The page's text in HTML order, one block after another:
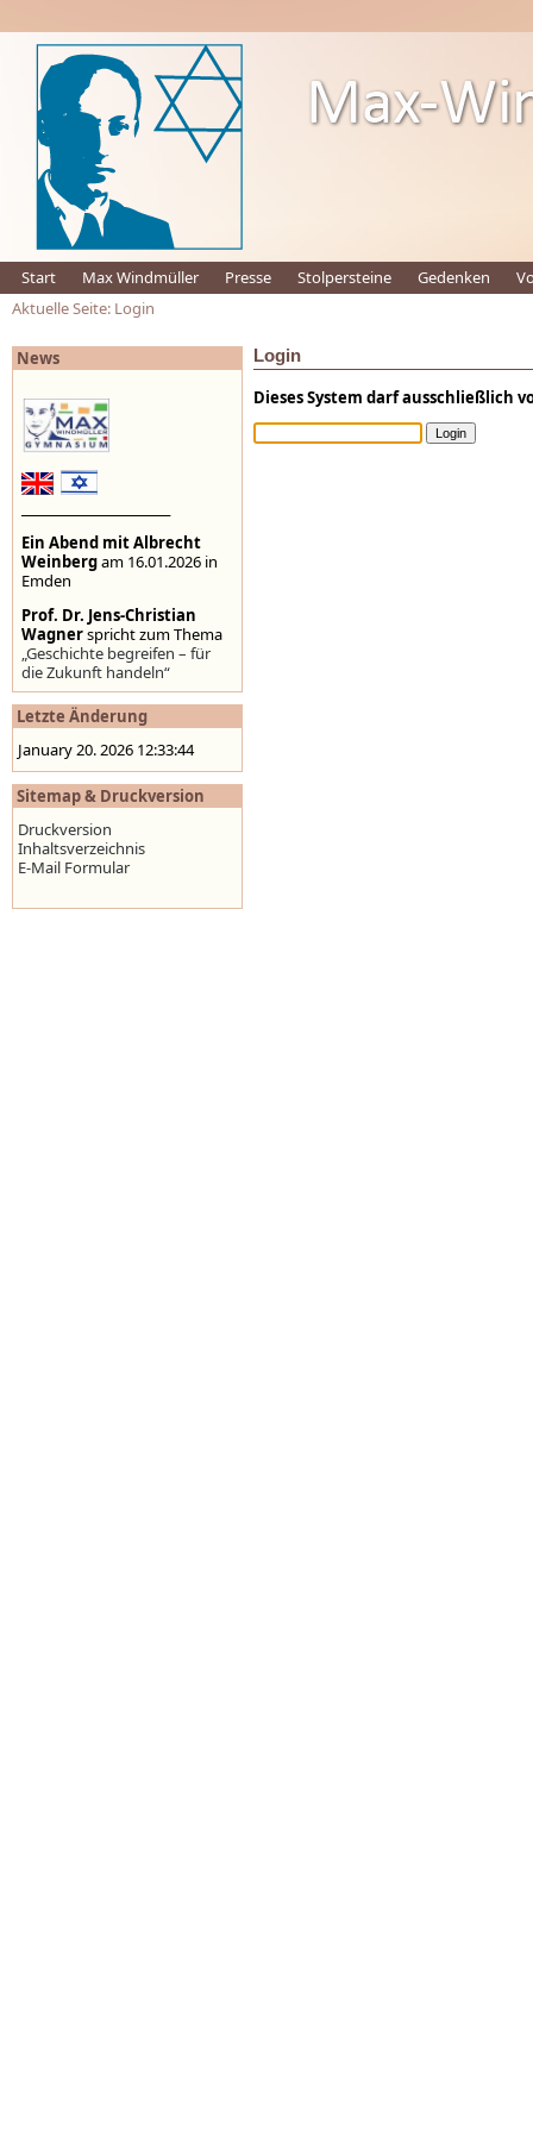
News
Ein Abend mit Albrecht
Weinbergam 16.01.2026 in
Emden
Prof. Dr. Jens-Christian
Wagnerspricht zum Thema
„Geschichte begreifen – für
die Zukunft handeln“
Stolpersteine auf der
Homepage der Stadt
Emden ,www.emden.de
Letzte Änderung
January 20. 2026 12:33:44
Sitemap & Druckversion
Druckversion
Inhaltsverzeichnis
E-Mail Formular
Start Max Windmüller Presse Stolpersteine Gedenken
Aktuelle Seite: Login
Login
Dieses System darf ausschließlich